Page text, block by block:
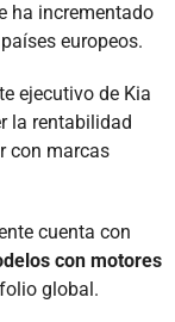
ha incrementado
europeos.
ejecutivo de Kia
la rentabilidad
con marcas
cuenta con
con motores
global.